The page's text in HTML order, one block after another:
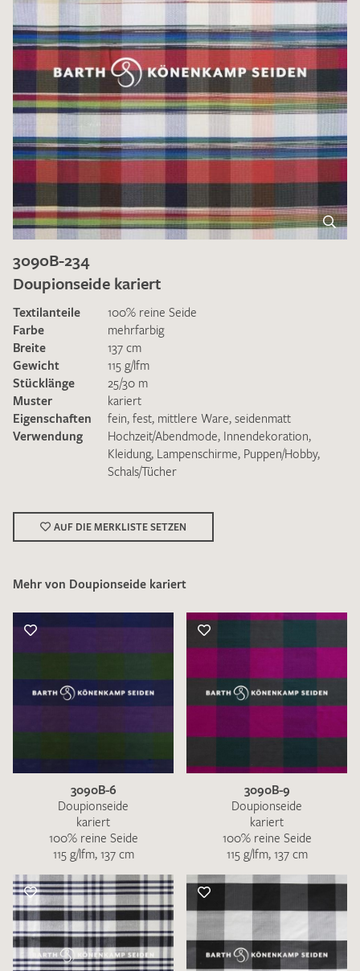
Ich bin damit einverstanden, dass meine angegebenen Daten
DieDatenschutzbestimmungenhabe ich zur Kenntnis
genommen und akzeptiere diese.
MUSTERANFRAGE SENDEN
3090B-234
Doupionseide kariert
Textilanteile
100% reine Seide
Farbe
mehrfarbig
Breite
137 cm
Gewicht
115 g/lfm
Stücklänge
25/30 m
Muster
kariert
Eigenschaften
fein, fest, mittlere Ware, seidenmatt
Verwendung
Hochzeit/Abendmode, Innendekoration,
Kleidung, Lampenschirme, Puppen/Hobby,
Schals/Tücher
AUF DIE MERKLISTE SETZEN
Mehr von Doupionseide kariert
3090B-6
Doupionseide
kariert
100% reine Seide
115 g/lfm, 137 cm
3090B-9
Doupionseide
kariert
100% reine Seide
115 g/lfm, 137 cm